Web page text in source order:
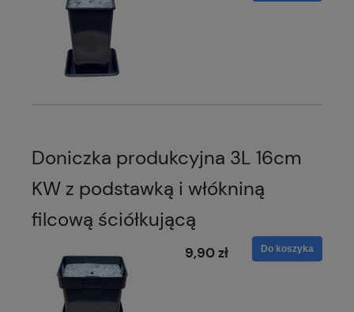
Doniczka produkcyjna 3L 16cm
KW z podstawką i włókniną
filcową ściółkującą
9,90 zł Do koszyka